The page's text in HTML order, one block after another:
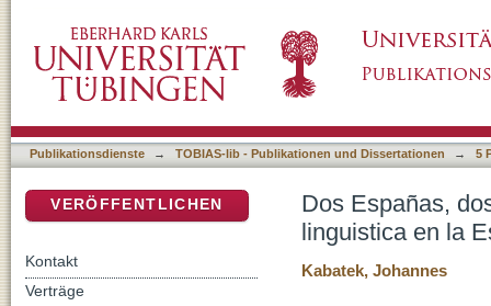
actual
Publikationsdienste → TOBIAS-lib - Publikationen und Dissertationen → 5
Dos Españas,
linguistica en la
Kabatek, Johannes
VERÖFFENTLICHEN
Kontakt
Verträge